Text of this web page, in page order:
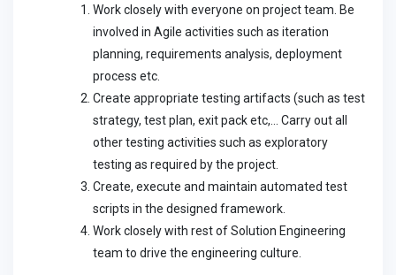
Work closely with everyone on project team. Be
involved in Agile activities such as iteration
planning, requirements analysis, deployment
process etc.
Create appropriate testing artifacts (such as test
strategy, test plan, exit pack etc,… Carry out all
other testing activities such as exploratory
testing as required by the project.
Create, execute and maintain automated test
scripts in the designed framework.
Work closely with rest of Solution Engineering
team to drive the engineering culture.